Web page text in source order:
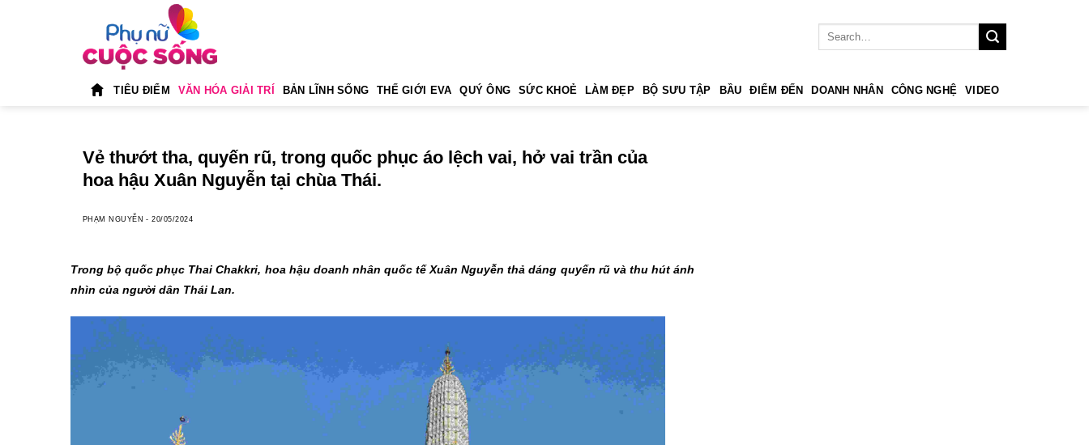
TIÊU ĐIỂM VĂN HÓA GIẢI TRÍ BẢN LĨNH SỐNG THẾ GIỚI EVA QUÝ ÔNG SỨC KHOẺ LÀM ĐẸP BỘ SƯU TẬP BẦU ĐIỂM ĐẾN DOANH NHÂN CÔNG NGHỆ VIDEO
Vẻ thướt tha, quyến rũ, trong quốc phục áo lệch vai, hở vai trần của
hoa hậu Xuân Nguyễn tại chùa Thái.
PHẠM NGUYỄN -20/05/2024
Trong bộ quốc phục Thai Chakkri, hoa hậu doanh nhân quốc tế Xuân Nguyễn thả dáng quyến rũ và thu hút ánh
nhìn của người dân Thái Lan.